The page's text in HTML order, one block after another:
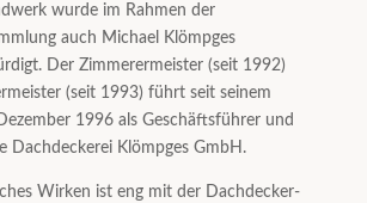
wurde im Rahmen der
auch Michael Klömpges
Der Zimmerermeister (seit 1992)
(seit 1993) führt seit seinem
1996 als Geschäftsführer und
Dachdeckerei Klömpges GmbH.
Wirken ist eng mit der Dachdecker-